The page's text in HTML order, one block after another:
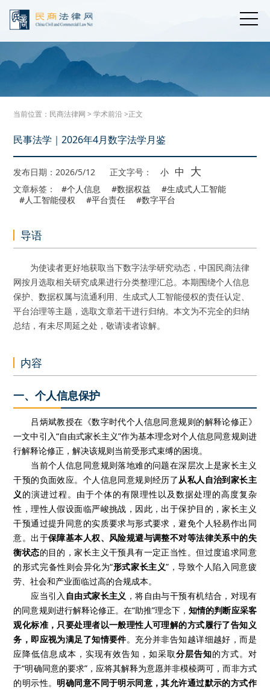
当前位置： 民商法律网 >学术前沿>正文
民事法学｜2026年4月数字法学月鉴
发布日期：2026/5/12 正文字号： 小 中 大
文章标签： #个人信息 #数据权益
#生成式人工智能
#人工智能侵权
#平台责任 #数字平台
导语
为使读者更好地获取当下数字法学研究动态，中国民商法律
网按月选取相关研究成果进行分类整理汇总。本期围绕个人信息
保护、数据权属与流通利用、生成式人工智能侵权的责任认定、
平台治理等主题，选取文章若干进行归纳。本文为不完全的归纳
总结，有未尽周延之处，敬请读者谅解。
内容
一、个人信息保护
吕炳斌教授在《数字时代个人信息同意规则的解释论修正》
一文中引入“自由式家长主义”作为基本理念对个人信息同意规则进
行解释论修正，解决该规则当前受形式束缚的困境。
当前个人信息同意规则落地难的问题在深层次上是家长主义
干预的负面效应。个人信息同意规则经历了从私人自治到家长主
义的演进过程。由于个体的有限理性以及数据处理的高度复杂
性，理性人假设面临严峻挑战，因此，出于保护目的，家长主义
干预通过提升同意的实质要求与形式要求，避免个人轻易作出同
意。出于保障基本人权、风险规避与调整不对等法律关系中的失
衡状态的目的，家长主义干预具有一定正当性。但过度追求同意
的形式完备性则会异化为“形式家长主义”，导致个人陷入同意疲
劳、社会和产业面临过高的合规成本。
应当引入 自由式家长主义 ，将自由与干预有机结合，对现有
的同意规则进行解释论修正。在“助推”理念下，知情的判断应采客
观化标准，只要处理者以一般理性人可理解的方式履行了告知义
务，即应视为满足了知情要件。充分并非告知越详细越好，而是
应降低信息成本，实现有效告知，如采取分层告知的方式。对
于“明确同意的要求”，应将其解释为意愿并非模棱两可，而非方式
的明示性。 明确同意不同于明示同意，其允许通过默示的方式作